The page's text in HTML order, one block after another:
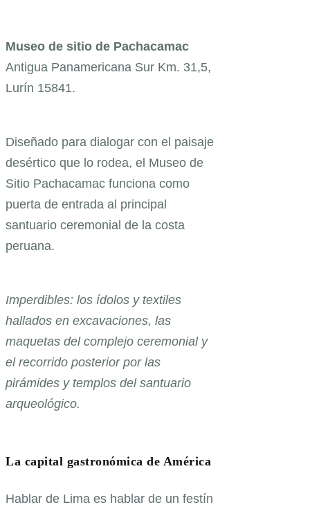
Museo de sitio de Pachacamac
Antigua Panamericana Sur Km. 31,5,
Lurín 15841.
Diseñado para dialogar con el paisaje
desértico que lo rodea, el Museo de
Sitio Pachacamac funciona como
puerta de entrada al principal
santuario ceremonial de la costa
peruana.
Imperdibles: los ídolos y textiles
hallados en excavaciones, las
maquetas del complejo ceremonial y
el recorrido posterior por las
pirámides y templos del santuario
arqueológico.
La capital gastronómica de América
Hablar de Lima es hablar de un festín